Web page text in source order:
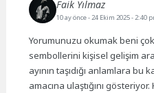
Faik Yılmaz
10 ay önce- 24 Ekim 2025 - 2:40
Yorumunuzu okumak beni
sembollerini kişisel gelişim
ayının taşıdığı anlamlara bu
amacına ulaştığını